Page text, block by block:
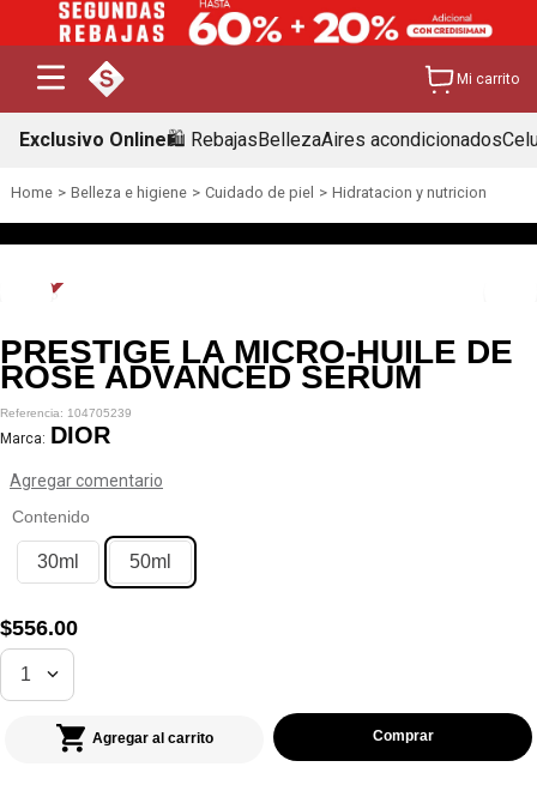
Mi carrito
Exclusivo Online🛍️ RebajasBellezaAires acondicionados
Belleza e higiene Cuidado de piel Hidratacion y nutricion
PRESTIGE LA MICRO-HUILE DE
ROSE ADVANCED SERUM
104705239
Marca: DIOR
Agregar comentario
Contenido
30ml 50ml
$556.00
1
Agregar al carrito